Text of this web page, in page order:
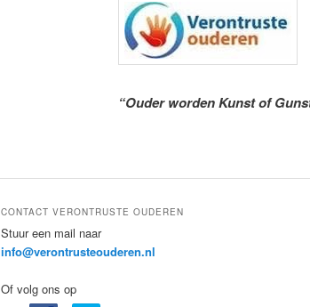
“Ouder worden Kunst of
CONTACT VERONTRUSTE OUDEREN
Stuur een mail naar
info@verontrusteouderen.nl
Of volg ons op